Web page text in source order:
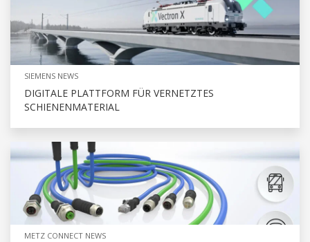
SIEMENS NEWS
DIGITALE PLATTFORM FÜR VERNETZTES
SCHIENENMATERIAL
METZ CONNECT NEWS